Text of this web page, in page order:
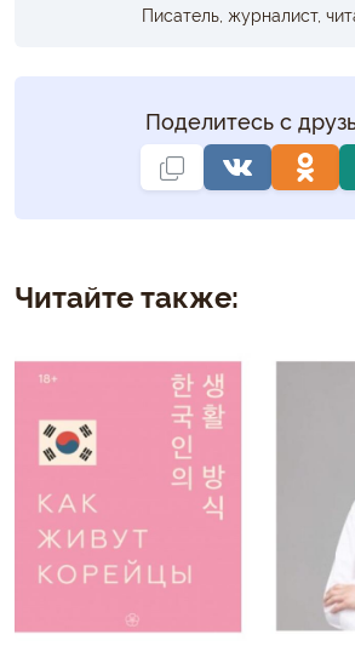
Писатель, журналист,
Поделитесь с
Читайте также: